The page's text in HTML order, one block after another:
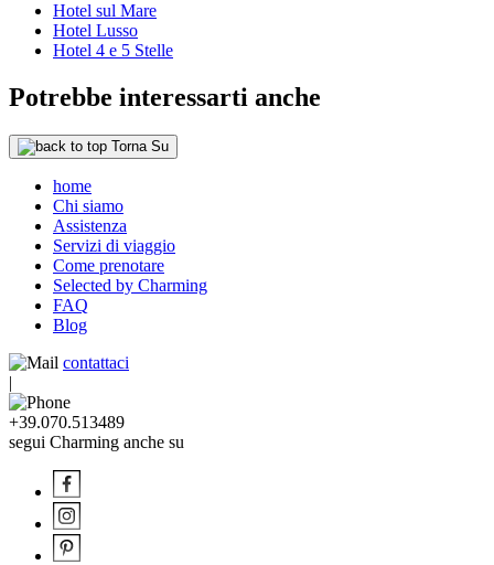
Hotel sul Mare
Hotel Lusso
Hotel 4 e 5 Stelle
Potrebbe interessarti anche
Torna Su
home
Chi siamo
Assistenza
Servizi di viaggio
Come prenotare
Selected by Charming
FAQ
Blog
contattaci
|
+39.070.513489
segui Charming anche su